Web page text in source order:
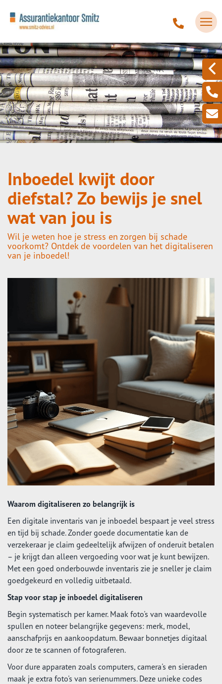
Inboedel kwijt door
diefstal? Zo bewijs je snel
wat van jou is
Wil je weten hoe je stress en zorgen bij schade
voorkomt? Ontdek de voordelen van het digitaliseren
van je inboedel!
Waarom digitaliseren zo belangrijk is
Een digitale inventaris van je inboedel bespaart je veel stress
en tijd bij schade. Zonder goede documentatie kan de
verzekeraar je claim gedeeltelijk afwijzen of onderuit betalen
– je krijgt dan alleen vergoeding voor wat je kunt bewijzen.
Met een goed onderbouwde inventaris zie je sneller je claim
goedgekeurd en volledig uitbetaald.
Stap voor stap je inboedel digitaliseren
Begin systematisch per kamer. Maak foto's van waardevolle
spullen en noteer belangrijke gegevens: merk, model,
aanschafprijs en aankoopdatum. Bewaar bonnetjes digitaal
door ze te scannen of fotograferen.
Voor dure apparaten zoals computers, camera's en sieraden
maak je extra foto's van serienummers. Deze unieke codes